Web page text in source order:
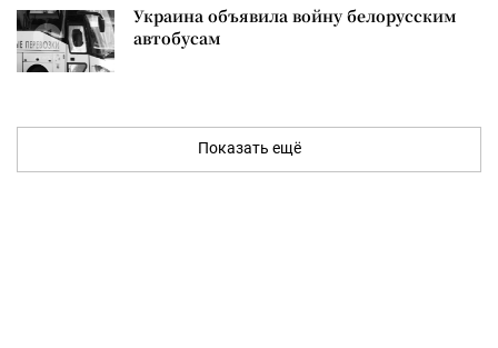
Украина объявила войну белорусским
автобусам
Показать ещё